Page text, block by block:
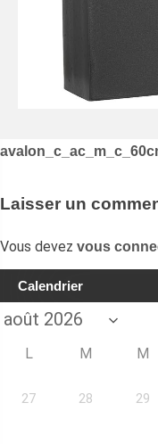
Navigation
l’article
Laisser un
Vous devez vous
Calendrier
L M M
27 28 29